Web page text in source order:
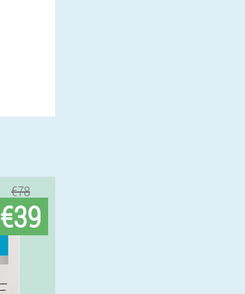
€78
€39